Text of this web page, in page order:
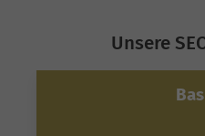
Unsere